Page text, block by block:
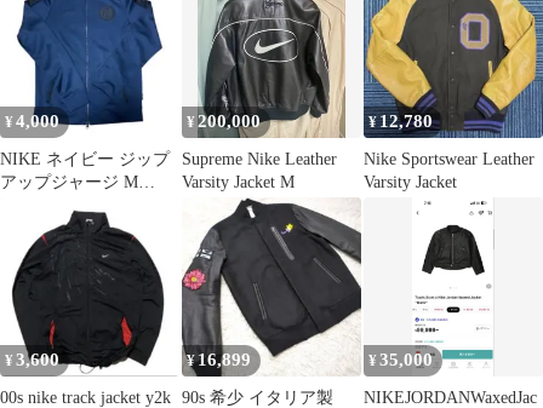
¥ 4,000
NIKE ネイビー ジップ
アップジャージ M
¥200,000
Supreme Nike Leather
Varsity Jacket M
¥12,780
Nike Sportswear Leather
Varsity Jacket
¥ 3,600
00s nike track jacket y2k
¥16,899
90s 希少 イタリア製
¥35,000
NIKEJORDANWaxedJac